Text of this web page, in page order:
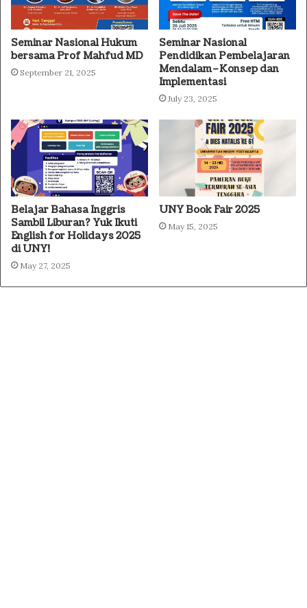
Seminar Nasional Hukum
bersama Prof Mahfud MD
September 21, 2025
Seminar Nasional
Pendidikan Pembelajaran
Mendalam–Konsep dan
Implementasi
July 23, 2025
Belajar Bahasa Inggris
Sambil Liburan? Yuk Ikuti
English for Holidays 2025
di UNY!
May 27, 2025
UNY Book Fair 2025
May 15, 2025